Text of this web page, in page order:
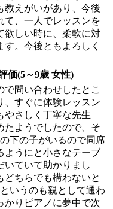
教えがいがあり、今後
て、一人でレッスンを
欲しい時に、柔軟に対
。今後ともよろしく
価(5～9歳 女性)
問い合わせしたとこ
、すぐに体験レッスン
やさしく丁寧な先生
たようでしたので、そ
下の子がいるので同席
ようにと小さなテーブ
いていて助かりまし
どちらでも構わないと
いうのも親として通わ
かりピアノに夢中で次